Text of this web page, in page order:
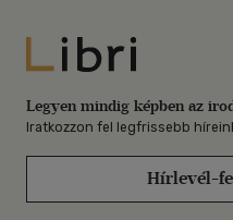
Libri
Legyen mindig képben az
Iratkozzon fel legfrissebb
Hírlevél-